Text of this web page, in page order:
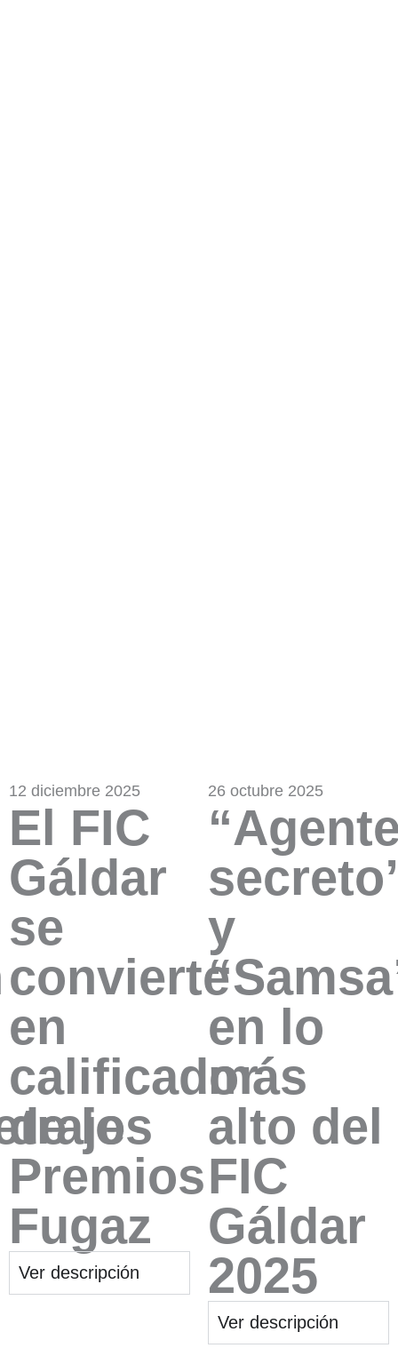
12 diciembre 2025
El FIC
Gáldar
se
convierte
en
calificador
de los
Premios
Fugaz
Ver descripción
26 octubre 2025
y
en lo
más
alto del
FIC
Gáldar
2025
Ver descripción